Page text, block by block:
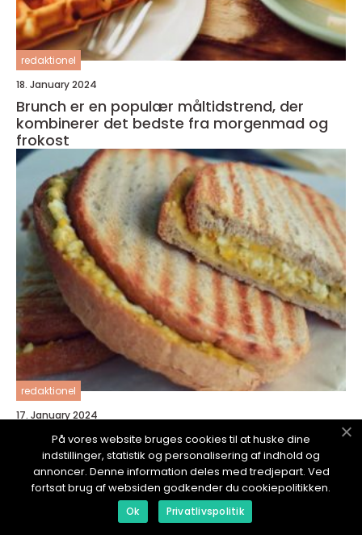
redaktionel
18. January 2024
Brunch er en populær måltidstrend, der
kombinerer det bedste fra morgenmad og
frokost
redaktionel
17. January 2024
Brunch take away: En velsmagende mulighed
for eventyrrejsende og backpackere
På vores website bruges cookies til at huske dine
indstillinger, statistik og personalisering af indhold og
annoncer. Denne information deles med tredjepart. Ved
fortsat brug af websiden godkender du cookiepolitikken.
Ok Privatlivspolitik